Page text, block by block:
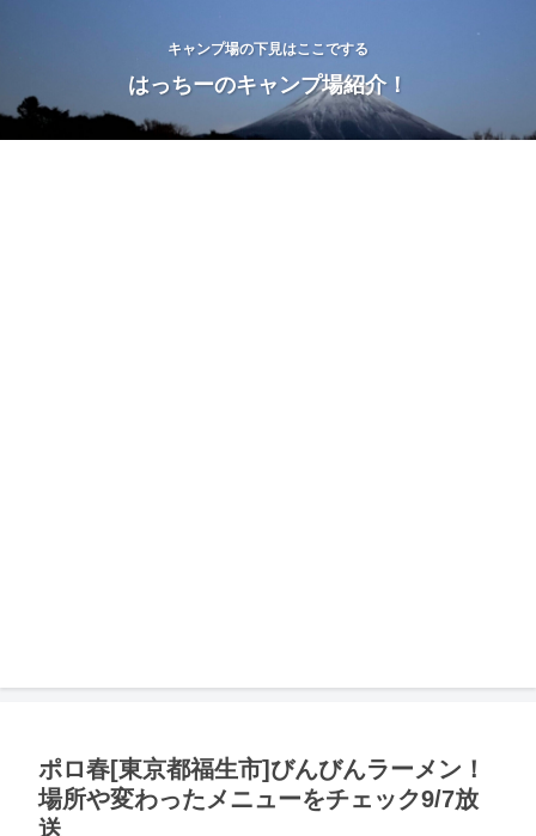
キャンプ場の下見はここでする
はっちーのキャンプ場紹介！
ポロ春[東京都福生市]びんびんラーメン！
場所や変わったメニューをチェック9/7放
送